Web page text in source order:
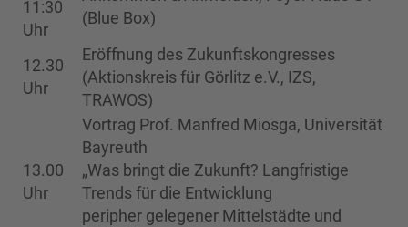
11:30
Uhr
(Blue Box)
12.30
Uhr
Eröffnung des Zukunftskongresses
(Aktionskreis für Görlitz e.V., IZS,
TRAWOS)
13.00
Uhr
Vortrag Prof. Manfred Miosga, Universität
Bayreuth
„Was bringt die Zukunft? Langfristige
Trends für die Entwicklung
peripher gelegener Mittelstädte und